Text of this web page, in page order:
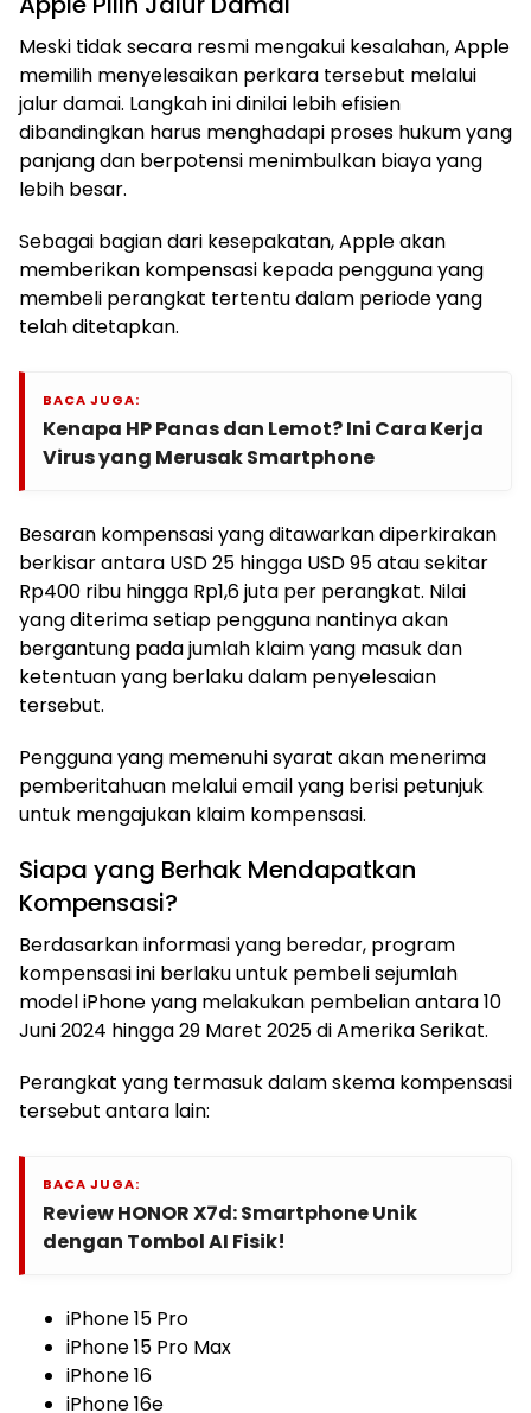
Meski tidak secara resmi mengakui kesalahan, Apple
memilih menyelesaikan perkara tersebut melalui
jalur damai. Langkah ini dinilai lebih efisien
dibandingkan harus menghadapi proses hukum yang
panjang dan berpotensi menimbulkan biaya yang
lebih besar.
Sebagai bagian dari kesepakatan, Apple akan
memberikan kompensasi kepada pengguna yang
membeli perangkat tertentu dalam periode yang
telah ditetapkan.
BACA JUGA:
Kenapa HP Panas dan Lemot? Ini Cara Kerja
Virus yang Merusak Smartphone
Besaran kompensasi yang ditawarkan diperkirakan
berkisar antara USD 25 hingga USD 95 atau sekitar
Rp400 ribu hingga Rp1,6 juta per perangkat. Nilai
yang diterima setiap pengguna nantinya akan
bergantung pada jumlah klaim yang masuk dan
ketentuan yang berlaku dalam penyelesaian
tersebut.
Pengguna yang memenuhi syarat akan menerima
pemberitahuan melalui email yang berisi petunjuk
untuk mengajukan klaim kompensasi.
Siapa yang Berhak Mendapatkan
Kompensasi?
Berdasarkan informasi yang beredar, program
kompensasi ini berlaku untuk pembeli sejumlah
model iPhone yang melakukan pembelian antara 10
Juni 2024 hingga 29 Maret 2025 di Amerika Serikat.
Perangkat yang termasuk dalam skema kompensasi
tersebut antara lain:
BACA JUGA:
Review HONOR X7d: Smartphone Unik
dengan Tombol AI Fisik!
iPhone 15 Pro
iPhone 15 Pro Max
iPhone 16
iPhone 16e